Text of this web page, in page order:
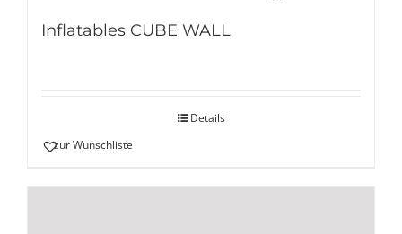
Inflatables CUBE WALL
Details
zur Wunschliste